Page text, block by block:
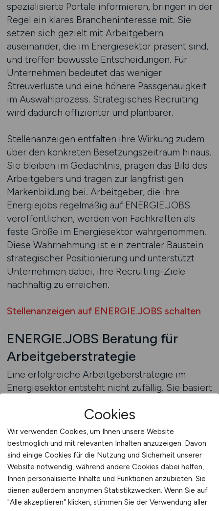
spezialisierte Portale informieren, bringen in der
Regel ein klares Brancheninteresse mit. Sie
setzen sich gezielt mit Arbeitgebern
auseinander, die im Energiesektor präsent sind,
und treffen bewusste Entscheidungen. Für
Unternehmen bedeutet das weniger
Streuverluste und eine höhere Passgenauigkeit
im Auswahlprozess. Strategisches Recruiting
wird dadurch effizienter und planbarer.
Stellenanzeigen entfalten ihre Wirkung zudem
über den konkreten Besetzungszeitraum hinaus.
Sie bleiben im Gedächtnis, prägen das Bild des
Arbeitgebers und tragen zur langfristigen
Markenbildung bei. Arbeitgeber, die ihre
Energiejobs regelmäßig auf ENERGIE.JOBS
veröffentlichen, werden von Fachkräften als
feste Größe im Energiesektor wahrgenommen.
Diese Wahrnehmung ist ein zentraler Baustein
strategischer Positionierung und unterstützt
Unternehmen dabei, ihre Recruiting-Ziele
nachhaltig zu erreichen.
Stellenanzeigen auf ENERGIE.JOBS schalten
ENERGIE.JOBS Beratung für
Arbeitgeberstrategie
Eine erfolgreiche Arbeitgeberstrategie im
Energiesektor entsteht nicht zufällig. Sie basiert
des Arbeitsmarktes und einer bewussten
Auswahl der Kanäle, über die Fachkräfte
angesprochen werden. Viele Arbeitgeber
stehen vor der Herausforderung, ihre
Recruiting-Aktivitäten mit der langfristigen
Unternehmensausrichtung in Einklang zu
bringen. Gerade im Energiesektor, der von
langfristigen Investitionen und stabilen
Cookies
Wir verwenden Cookies, um Ihnen unsere Website
bestmöglich und mit relevanten Inhalten anzuzeigen. Davon
sind einige Cookies für die Nutzung und Sicherheit unserer
Website notwendig, während andere Cookies dabei helfen,
Ihnen personalisierte Inhalte und Funktionen anzubieten. Sie
dienen außerdem anonymen Statistikzwecken. Wenn Sie auf
"Alle akzeptieren" klicken, stimmen Sie der Verwendung aller